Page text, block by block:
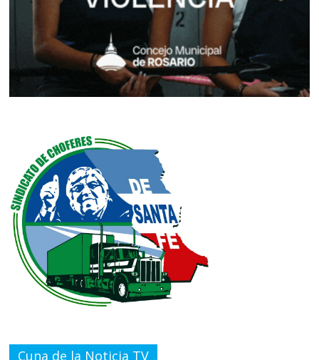
Cuna de la Noticia TV